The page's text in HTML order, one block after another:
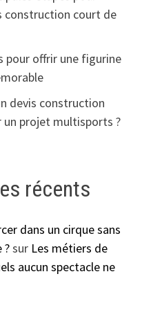
construction court de
pour offrir une figurine
devis construction
un projet multisports ?
récents
dans un cirque sans
?sur Les métiers de
aucun spectacle ne